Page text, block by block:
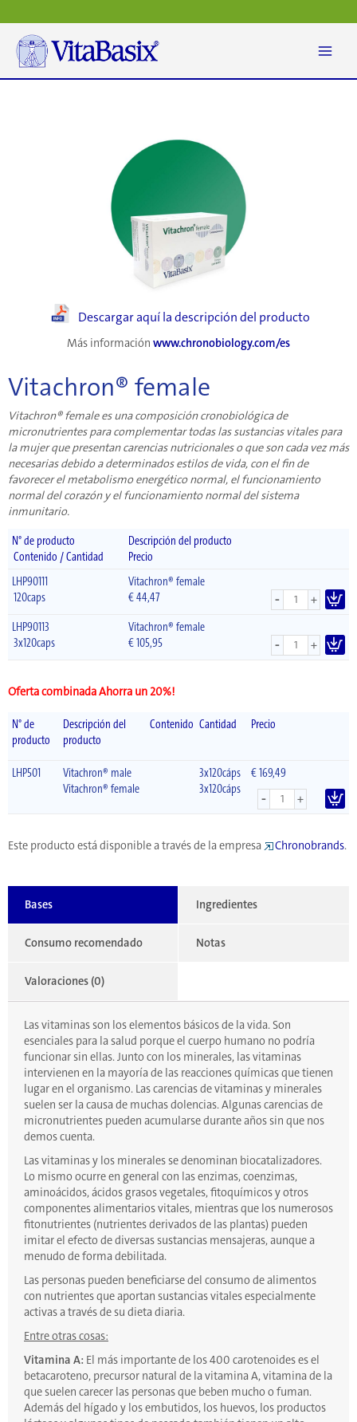
al
contenido
Descargar aquí la descripción del producto
Más información www.chronobiology.com/es
Vitachron® female
Vitachron® female es una composición cronobiológica de
micronutrientes para complementar todas las sustancias vitales para
la mujer que presentan carencias nutricionales o que son cada vez más
necesarias debido a determinados estilos de vida, con el fin de
favorecer el metabolismo energético normal, el funcionamiento
normal del corazón y el funcionamiento normal del sistema
inmunitario.
N° de producto
Descripción del producto
Contenido / Cantidad
Precio
LHP90111
Vitachron® female
120caps
€44,47 - +
LHP90113
Vitachron® female
3x120caps
€105,95 - +
Oferta combinada Ahorra un 20%!
N° de
producto
Descripción del
producto
Contenido Cantidad Precio
LHP501
Vitachron® male
Vitachron® female
3x120cáps
3x120cáps
€ 169,49
- +
Este producto está disponible a través de la empresa Chronobrands.
Bases Ingredientes
Consumo recomendado Notas
Valoraciones (0)
Las vitaminas son los elementos básicos de la vida. Son
esenciales para la salud porque el cuerpo humano no podría
funcionar sin ellas. Junto con los minerales, las vitaminas
intervienen en la mayoría de las reacciones químicas que tienen
lugar en el organismo. Las carencias de vitaminas y minerales
suelen ser la causa de muchas dolencias. Algunas carencias de
micronutrientes pueden acumularse durante años sin que nos
demos cuenta.
Las vitaminas y los minerales se denominan biocatalizadores.
Lo mismo ocurre en general con las enzimas, coenzimas,
aminoácidos, ácidos grasos vegetales, fitoquímicos y otros
componentes alimentarios vitales, mientras que los numerosos
fitonutrientes (nutrientes derivados de las plantas) pueden
imitar el efecto de diversas sustancias mensajeras, aunque a
menudo de forma debilitada.
Las personas pueden beneficiarse del consumo de alimentos
con nutrientes que aportan sustancias vitales especialmente
activas a través de su dieta diaria.
Entre otras cosas:
Vitamina A: El más importante de los 400 carotenoides es el
betacaroteno, precursor natural de la vitamina A, vitamina de la
que suelen carecer las personas que beben mucho o fuman.
Además del hígado y los embutidos, los huevos, los productos